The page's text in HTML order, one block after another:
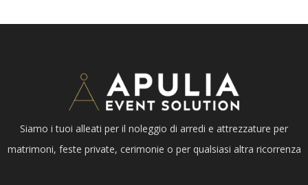
Siamo i tuoi alleati per il noleggio di arredi e attrezzature per
matrimoni, feste private, cerimonie o per qualsiasi altra ricorrenza